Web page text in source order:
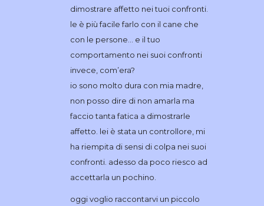
dimostrare affetto nei tuoi confronti.
le è più facile farlo con il cane che
con le persone… e il tuo
comportamento nei suoi confronti
invece, com’era?
io sono molto dura con mia madre,
non posso dire di non amarla ma
faccio tanta fatica a dimostrarle
affetto. lei è stata un controllore, mi
ha riempita di sensi di colpa nei suoi
confronti. adesso da poco riesco ad
accettarla un pochino.
oggi voglio raccontarvi un piccolo